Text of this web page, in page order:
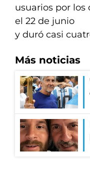
usuarios por
el 22 de junio
y duró casi
Más noticias